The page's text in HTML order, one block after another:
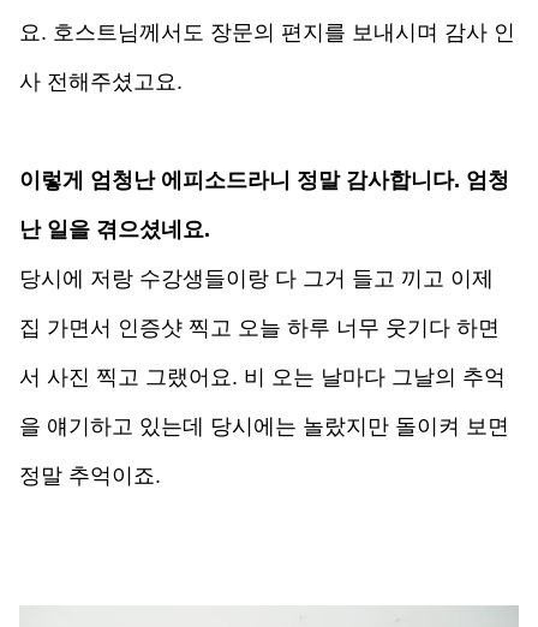
요. 호스트님께서도 장문의 편지를 보내시며 감사 인
사 전해주셨고요.
이렇게 엄청난 에피소드라니 정말 감사합니다. 엄청
난 일을 겪으셨네요.
당시에 저랑 수강생들이랑 다 그거 들고 끼고 이제
집 가면서 인증샷 찍고 오늘 하루 너무 웃기다 하면
서 사진 찍고 그랬어요. 비 오는 날마다 그날의 추억
을 얘기하고 있는데 당시에는 놀랐지만 돌이켜 보면
정말 추억이죠.